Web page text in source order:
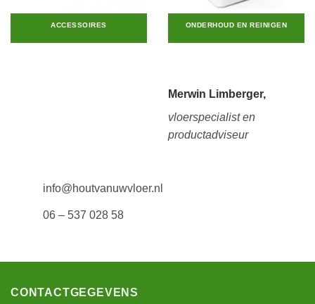
ACCESSOIRES ONDERHOUD EN REINIGEN
Merwin Limberger,
vloerspecialist en
productadviseur
info@houtvanuwvloer.nl
06 – 537 028 58
CONTACTGEGEVENS